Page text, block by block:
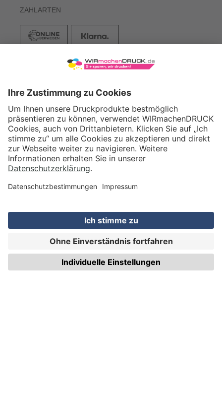
ZAHLARTEN
VERSAND
WIRmachenDRUCK GmbH